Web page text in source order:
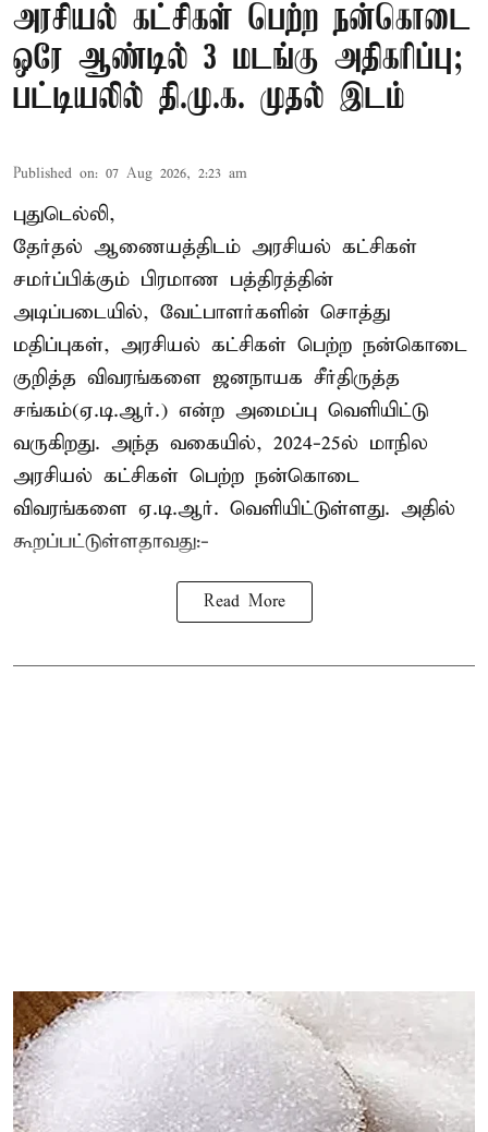
அரசியல் கட்சிகள் பெற்ற நன்கொடை
ஒரே ஆண்டில் 3 மடங்கு அதிகரிப்பு;
பட்டியலில் தி.மு.க. முதல் இடம்
Published on: 07 Aug 2026, 2:23 am
புதுடெல்லி,
தேர்தல் ஆணையத்திடம் அரசியல் கட்சிகள்
சமர்ப்பிக்கும் பிரமாண பத்திரத்தின்
அடிப்படையில், வேட்பாளர்களின் சொத்து
மதிப்புகள், அரசியல் கட்சிகள் பெற்ற நன்கொடை
குறித்த விவரங்களை ஜனநாயக சீர்திருத்த
சங்கம்(ஏ.டி.ஆர்.) என்ற அமைப்பு வெளியிட்டு
வருகிறது. அந்த வகையில், 2024-25ல் மாநில
அரசியல் கட்சிகள் பெற்ற நன்கொடை
விவரங்களை ஏ.டி.ஆர். வெளியிட்டுள்ளது. அதில்
கூறப்பட்டுள்ளதாவது:-
Read More